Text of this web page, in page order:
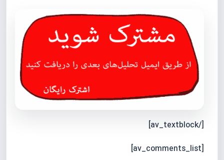
[/av_textblock]
[av_comments_list]